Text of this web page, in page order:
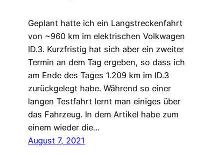
Geplant hatte ich ein Langstreckenfahrt
von ~960 km im elektrischen Volkwagen
ID.3. Kurzfristig hat sich aber ein zweiter
Termin an dem Tag ergeben, so dass ich
am Ende des Tages 1.209 km im ID.3
zurückgelegt habe. Während so einer
langen Testfahrt lernt man einiges über
das Fahrzeug. In dem Artikel habe zum
einem wieder die…
August 7, 2021